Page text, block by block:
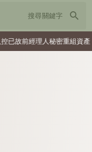
search
重組資產 復古電腦